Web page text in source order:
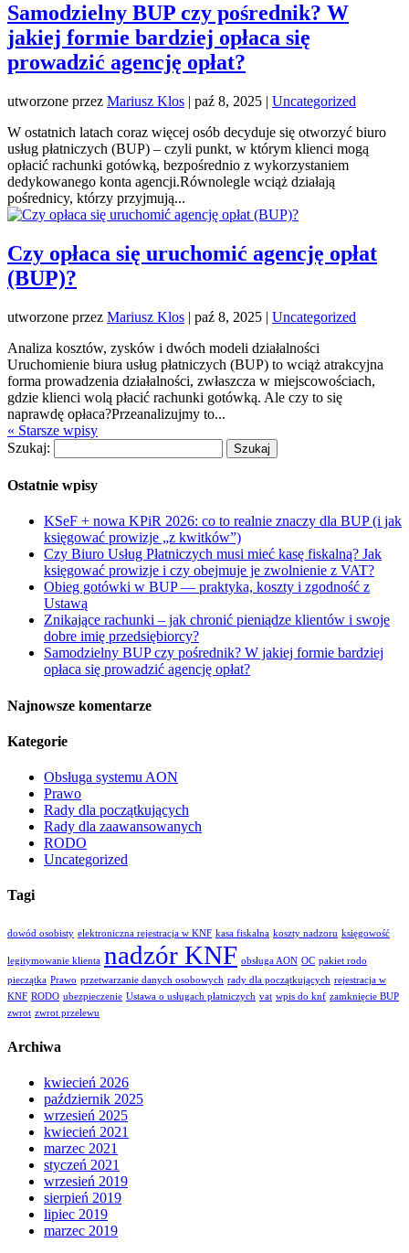
Samodzielny BUP czy pośrednik? W
jakiej formie bardziej opłaca się
prowadzić agencję opłat?
utworzone przez Mariusz Klos | paź 8, 2025 | Uncategorized
W ostatnich latach coraz więcej osób decyduje się otworzyć biuro
usług płatniczych (BUP) – czyli punkt, w którym klienci mogą
opłacić rachunki gotówką, bezpośrednio z wykorzystaniem
dedykowanego konta agencji.Równolegle wciąż działają
pośrednicy, którzy przyjmują...
Czy opłaca się uruchomić agencję opłat
(BUP)?
utworzone przez Mariusz Klos | paź 8, 2025 | Uncategorized
Analiza kosztów, zysków i dwóch modeli działalności
Uruchomienie biura usług płatniczych (BUP) to wciąż atrakcyjna
forma prowadzenia działalności, zwłaszcza w miejscowościach,
gdzie klienci wolą płacić rachunki gotówką. Ale czy to się
naprawdę opłaca?Przeanalizujmy to...
« Starsze wpisy
Szukaj:
Ostatnie wpisy
KSeF + nowa KPiR 2026: co to realnie znaczy dla BUP (i jak
księgować prowizje „z kwitków”)
Czy Biuro Usług Płatniczych musi mieć kasę fiskalną? Jak
księgować prowizje i czy obejmuje je zwolnienie z VAT?
Obieg gotówki w BUP — praktyka, koszty i zgodność z
Ustawą
Znikające rachunki – jak chronić pieniądze klientów i swoje
dobre imię przedsiębiorcy?
Samodzielny BUP czy pośrednik? W jakiej formie bardziej
opłaca się prowadzić agencję opłat?
Najnowsze komentarze
Kategorie
Obsługa systemu AON
Prawo
Rady dla początkujących
Rady dla zaawansowanych
RODO
Uncategorized
Tagi
dowód osobisty elektroniczna rejestracja w KNF kasa fiskalna koszty nadzoru księgowość
legitymowanie klienta nadzór KNF obsługa AON OC pakiet rodo
pieczątka Prawo przetwarzanie danych osobowych rady dla początkujących rejestracja w
KNF RODO ubezpieczenie Ustawa o usługach płatniczych vat wpis do knf zamknięcie BUP
zwrot zwrot przelewu
Archiwa
kwiecień 2026
październik 2025
wrzesień 2025
kwiecień 2021
marzec 2021
styczeń 2021
wrzesień 2019
sierpień 2019
lipiec 2019
marzec 2019